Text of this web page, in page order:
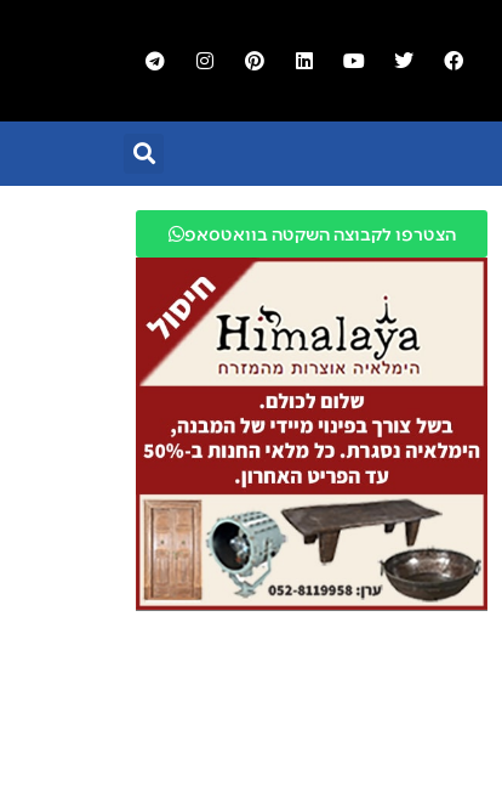
הצטרפו לקבוצה השקטה בוואטסאפ